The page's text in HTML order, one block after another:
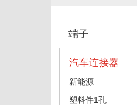
端子
汽车连接器
新能源
塑料件1孔